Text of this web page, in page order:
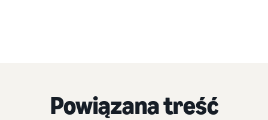
Powiązana treść